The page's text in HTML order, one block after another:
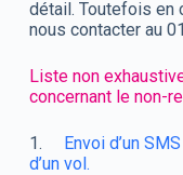
détail. Toutefois en
nous contacter au
Liste non
concernant le non-
1. Envoi d’un
d’un vol.